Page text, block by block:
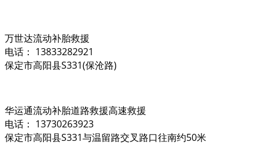
万世达流动补胎救援
电话： 13833282921
保定市高阳县S331(保沧路)
华运通流动补胎道路救援高速救援
电话： 13730263923
保定市高阳县S331与温留路交叉路口往南约50米